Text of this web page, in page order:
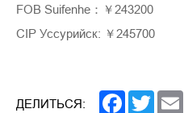
FOB Suifenhe：￥243200
CIP Уссурийск: ￥245700
ДЕЛИТЬСЯ: Facebook